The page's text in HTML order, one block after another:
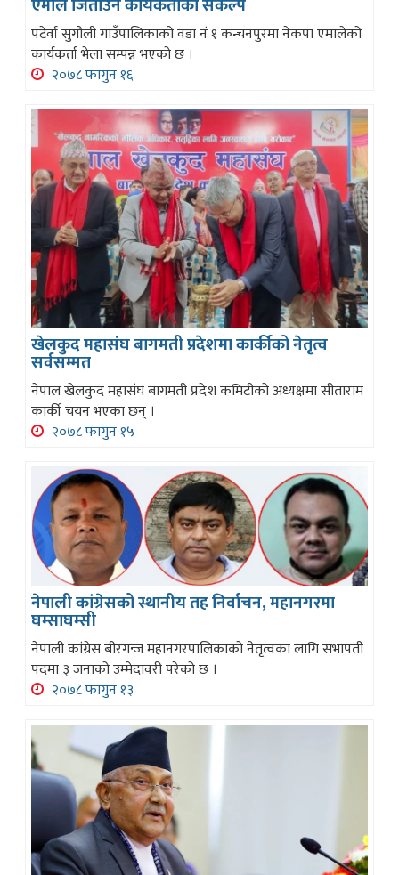
पटेर्वा सुगौली गाउँपालिकाको वडा नं १ कन्चनपुरमा नेकपा एमालेको
कार्यकर्ता भेला सम्पन्न भएको छ ।
२०७८ फागुन १६
खेलकुद महासंघ बागमती प्रदेशमा कार्कीको नेतृत्व
सर्वसम्मत
नेपाल खेलकुद महासंघ बागमती प्रदेश कमिटीको अध्यक्षमा सीताराम
कार्की चयन भएका छन् ।
२०७८ फागुन १५
नेपाली कांग्रेसको स्थानीय तह निर्वाचन, महानगरमा
घम्साघम्सी
नेपाली कांग्रेस बीरगन्ज महानगरपालिकाको नेतृत्वका लागि सभापती
पदमा ३ जनाको उम्मेदावरी परेको छ ।
२०७८ फागुन १३